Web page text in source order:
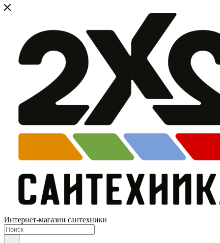
Интернет-магазин сантехники